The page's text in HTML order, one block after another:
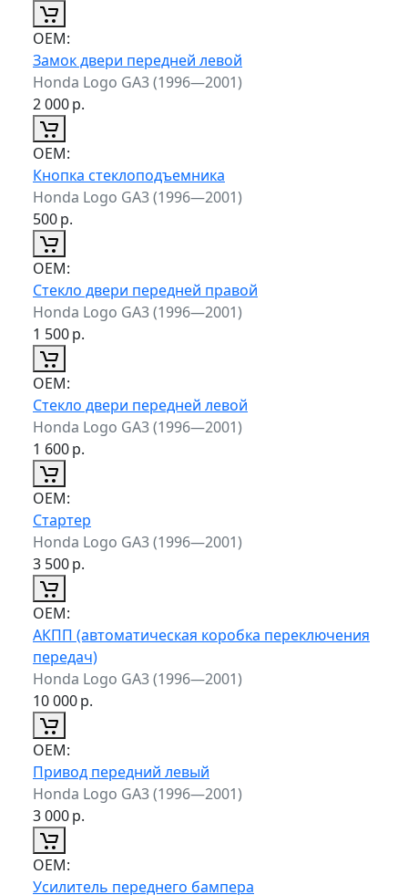
ОЕМ:
Замок двери передней левой
Honda Logo GA3 (1996—2001)
2 000р.
ОЕМ:
Кнопка стеклоподъемника
Honda Logo GA3 (1996—2001)
500р.
ОЕМ:
Стекло двери передней правой
Honda Logo GA3 (1996—2001)
1 500р.
ОЕМ:
Стекло двери передней левой
Honda Logo GA3 (1996—2001)
1 600р.
ОЕМ:
Стартер
Honda Logo GA3 (1996—2001)
3 500р.
ОЕМ:
АКПП (автоматическая коробка переключения
передач)
Honda Logo GA3 (1996—2001)
10 000р.
ОЕМ:
Привод передний левый
Honda Logo GA3 (1996—2001)
3 000р.
ОЕМ:
Усилитель переднего бампера